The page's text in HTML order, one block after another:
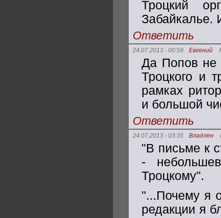
Троцкий
Забайкалье.
Ответить
24.07.2013 - 00:59 Евгений
Да Попов не
Троцкого и
рамках
и большой
Ответить
24.07.2013 - 03:35 Владлен
"В письме к
-
Троцкому".
"...Почему я
редакции я